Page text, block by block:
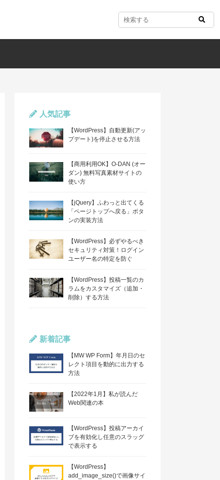
人気記事
【WordPress】自動更新(アッ
プデート)を停止させる方法
【商用利用OK】O-DAN (オー
ダン) 無料写真素材サイトの
使い方
【jQuery】ふわっと出てくる
「ページトップへ戻る」ボタ
ンの実装方法
【WordPress】必ずやるべき
セキュリティ対策！ログイン
ユーザー名の特定を防ぐ
【WordPress】投稿一覧のカ
ラムをカスタマイズ（追加・
削除）する方法
新着記事
【MW WP Form】年月日のセ
レクト項目を動的に出力する
方法
【2022年1月】私が読んだ
Web関連の本
【WordPress】投稿アーカイ
ブを有効化し任意のスラッグ
で表示する
【WordPress】
add_image_size()で画像サイ